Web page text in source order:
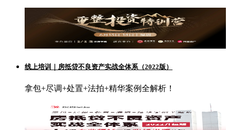
线上培训｜房抵贷不良资产实战全体系（2022版）
拿包+尽调+处置+法拍+精华案例全解析！